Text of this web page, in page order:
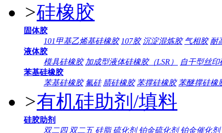
>硅橡胶
固体胶
101甲基乙烯基硅橡胶 107胶 沉淀混炼胶 气相胶 耐
液体胶
模具硅橡胶 加成型液体硅橡胶（LSR）
自干型丝印
苯基硅橡胶
苯基硅橡胶 氟硅 腈硅橡胶 苯撑硅橡胶 苯醚撑硅橡
>有机硅助剂/填料
硅胶助剂
双二四 双二五 硅脂 硫化剂 铂金硫化剂 铂金催化剂